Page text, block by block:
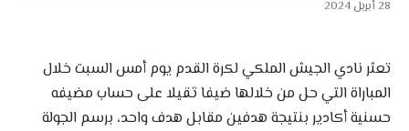
تعثر نادي الجيش الملكي لكرة القدم يوم أمس السبت خلال
المباراة التي حل من خلالها ضيفا ثقيلا على حساب مضيفه
حسنية أكادير بنتيجة هدفين مقابل هدف واحد، برسم الجولة